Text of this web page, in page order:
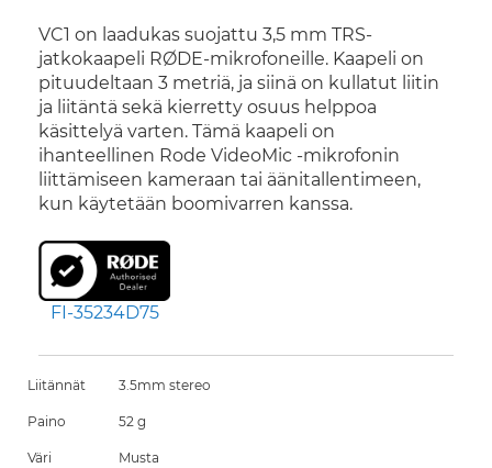
VC1 on laadukas suojattu 3,5 mm TRS-
jatkokaapeli RØDE-mikrofoneille. Kaapeli on
pituudeltaan 3 metriä, ja siinä on kullatut liitin
ja liitäntä sekä kierretty osuus helppoa
käsittelyä varten. Tämä kaapeli on
ihanteellinen Rode VideoMic -mikrofonin
liittämiseen kameraan tai äänitallentimeen,
kun käytetään boomivarren kanssa.
FI-35234D75
Liitännät 3.5mm stereo
Paino 52 g
Väri Musta